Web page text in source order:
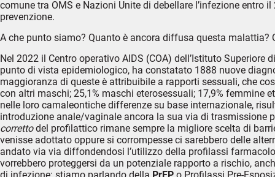
comune tra OMS e Nazioni Unite di debellare l’infezione
prevenzione.
A che punto siamo? Quanto è ancora diffusa questa
Nel 2022 il Centro operativo AIDS (COA) dell’Istituto
punto di vista epidemiologico, ha constatato 1888 nuove
maggioranza di queste è attribuibile a rapporti sessuali, che
con altri maschi; 25,1% maschi eterosessuali; 17,9% femmine
nelle loro camaleontiche differenze su base internazionale,
introduzione anale/vaginale ancora la sua via di trasmissione
correttodel profilattico rimane sempre la migliore scelta di
venisse adottato oppure si corrompesse ci sarebbero delle
andato via via diffondendosi l’utilizzo della profilassi
vorrebbero proteggersi da un potenziale rapporto a rischio,